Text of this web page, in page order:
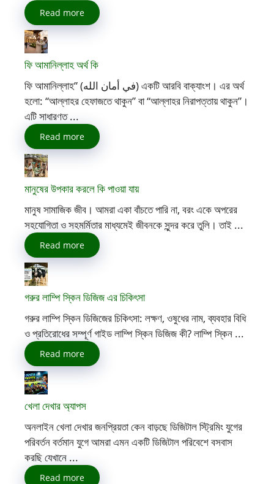
Read more
ফি আমানিল্লাহ অর্থ কি
ফি আমানিল্লাহ” (في أمان الله) একটি আরবি বাক্যাংশ। এর অর্থ
হলো: “আল্লাহর হেফাজতে থাকুন” বা “আল্লাহর নিরাপত্তায় থাকুন”।
এটি সাধারণত ...
Read more
মানুষের উপকার করলে কি পাওয়া যায়
মানুষ সামাজিক জীব। আমরা একা বাঁচতে পারি না, বরং একে অপরের
সহযোগিতা ও সহমর্মিতার মাধ্যমেই জীবনকে সুন্দর করে তুলি। তাই ...
Read more
গরুর লাম্পি স্কিন ডিজিজ এর চিকিৎসা
গরুর লাম্পি স্কিন ডিজিজের চিকিৎসা: লক্ষণ, ওষুধের নাম, ব্যবহার বিধি
ও প্রতিরোধের সম্পূর্ণ গাইড লাম্পি স্কিন ডিজিজ কী? লাম্পি স্কিন ...
Read more
খেলা দেখার অ্যাপস
অনলাইন খেলা দেখার জনপ্রিয়তা কেন বাড়ছে ডিজিটাল স্ট্রিমিং যুগের
পরিবর্তন বর্তমান যুগে আমরা এমন একটি ডিজিটাল পরিবেশে বসবাস
করছি যেখানে ...
Read more